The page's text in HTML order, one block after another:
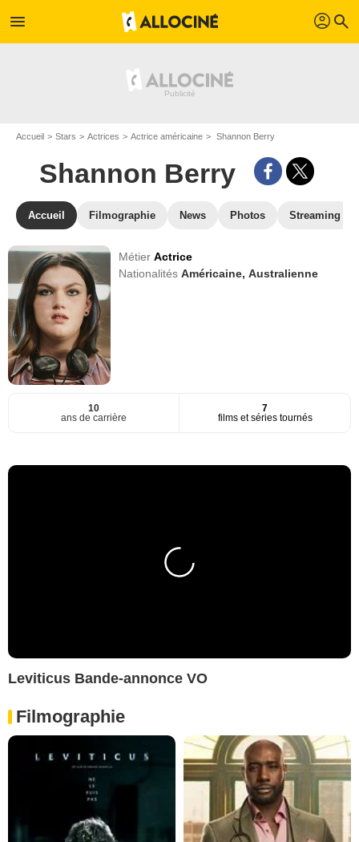
menu profil search
Accueil Stars Actrices Actrice américaine Shannon Berry
Shannon Berry
Accueil Filmographie News Photos Streaming
MétierActrice
NationalitésAméricaine, Australienne
10
ans de carrière
7
films et séries tournés
Leviticus Bande-annonce VO
Filmographie